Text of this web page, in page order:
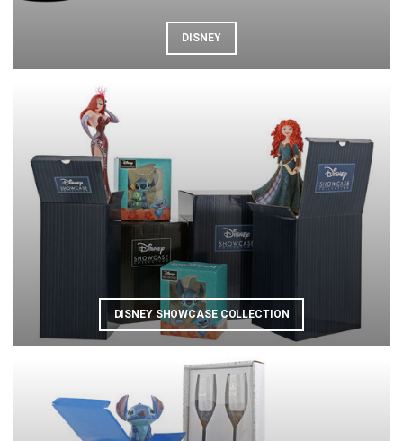
DISNEY
DISNEY SHOWCASE COLLECTION